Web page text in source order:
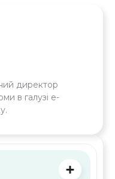
директор
в галузі e-